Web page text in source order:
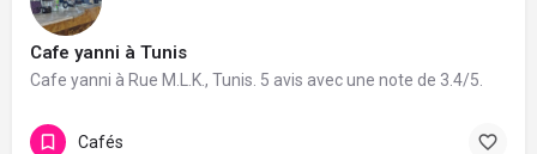
Cafe yanni à Tunis
Cafe yanni à Rue M.L.K., Tunis. 5 avis avec une note de 3.4/5.
Cafés